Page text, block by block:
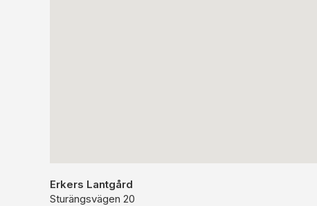
Erkers Lantgård
Sturängsvägen 20